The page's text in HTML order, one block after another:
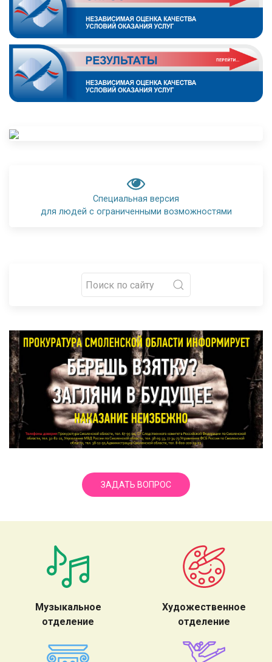
Специальная версия
для людей с ограниченными возможностями
ЗАДАТЬ ВОПРОС
Музыкальное
отделение
Художественное
отделение